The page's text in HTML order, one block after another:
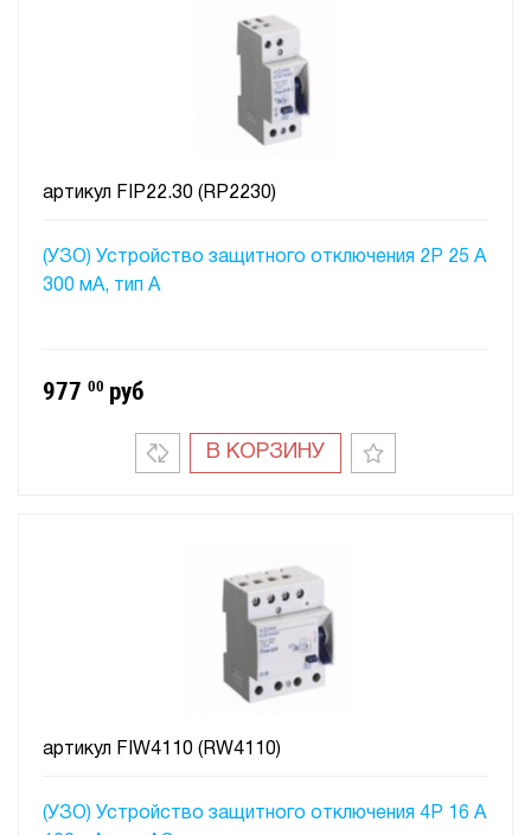
(УЗО) Устройство защитного отключения 2P 25 A
300 мA, тип А
артикул FIP22.30 (RP2230)
977 00 руб
В КОРЗИНУ
(УЗО) Устройство защитного отключения 4P 16 A
артикул FIW4110 (RW4110)